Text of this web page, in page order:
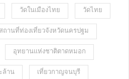
วัดในเมืองไทย วัดไทย
สถานที่ท่องเที่ยวจังหวัดนครปฐม
อุทยานแห่งชาติตาดหมอก
ล้าน เที่ยวกาญจนบุรี